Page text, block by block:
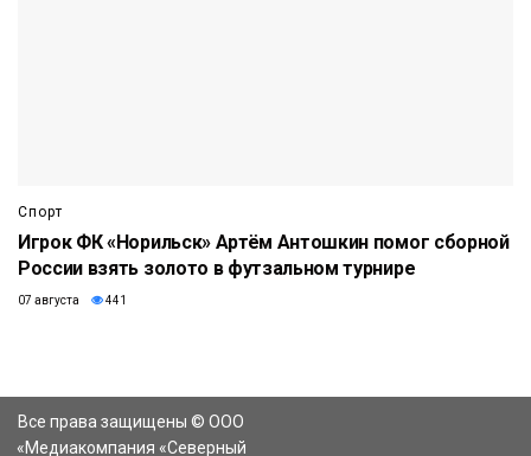
Спорт
Игрок ФК «Норильск» Артём Антошкин помог сборной
России взять золото в футзальном турнире
07 августа 441
Все права защищены © ООО
«Медиакомпания «Северный